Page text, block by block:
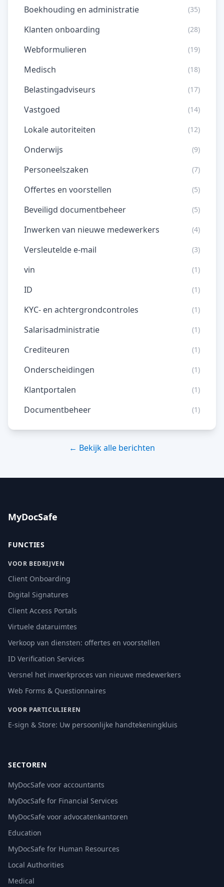
Boekhouding en administratie (35)
Klanten onboarding (28)
Webformulieren (19)
Medisch (18)
Belastingadviseurs (17)
Vastgoed (14)
Lokale autoriteiten (12)
Onderwijs (9)
Personeelszaken (7)
Offertes en voorstellen (5)
Beveiligd documentbeheer (5)
Inwerken van nieuwe medewerkers (4)
Versleutelde e-mail (3)
vin (1)
ID (1)
KYC- en achtergrondcontroles (1)
Salarisadministratie (1)
Crediteuren (1)
Onderscheidingen (1)
Klantportalen (1)
Documentbeheer (1)
← Bekijk alle berichten
MyDocSafe
FUNCTIES
VOOR BEDRIJVEN
Client Onboarding
Digital Signatures
Client Access Portals
Virtuele dataruimtes
Verkoop van diensten: offertes en voorstellen
ID Verification Services
Versnel het inwerkproces van nieuwe medewerkers
Web Forms & Questionnaires
VOOR PARTICULIEREN
E-sign & Store: Uw persoonlijke handtekeningkluis
SECTOREN
MyDocSafe voor accountants
MyDocSafe for Financial Services
MyDocSafe voor advocatenkantoren
Education
MyDocSafe for Human Resources
Local Authorities
Medical